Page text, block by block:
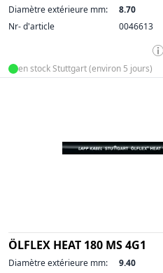
Diamètre extérieure mm:
8.70
Nr- d'article
0046613
en stock Stuttgart (environ 5 jours)
ÖLFLEX HEAT 180 MS 4G1
Diamètre extérieure mm:
9.40